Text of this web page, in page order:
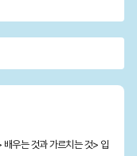
배우는 것과 가르치는 것> 입